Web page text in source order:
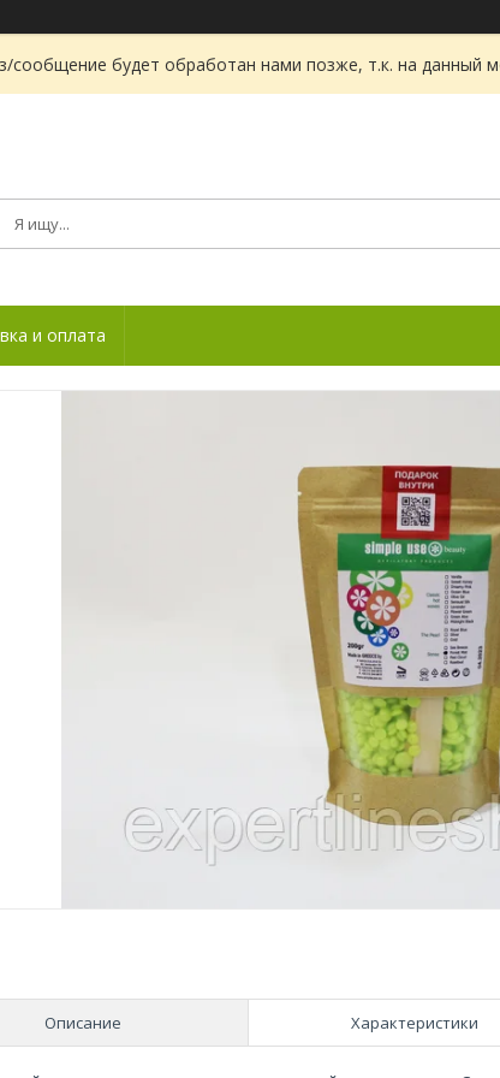
сообщение будет обработан нами позже, т.к. на данный
и оплата
Описание Характеристики